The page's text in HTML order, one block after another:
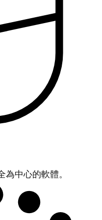
中心的軟體。